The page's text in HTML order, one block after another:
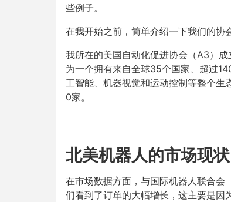
些例子。
在我开始之前，简单介绍一下我们的协会
我所在的美国自动化促进协会（A3）
为一个拥有来自全球35个国家、超过
工智能、机器视觉和运动控制等整个
0家。
北美机器人的市场现状
在市场数据方面，与国际机器人联合
们看到了订单的大幅增长，这主要是